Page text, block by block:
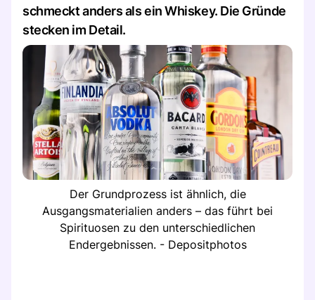
schmeckt anders als ein Whiskey. Die Gründe
stecken im Detail.
Der Grundprozess ist ähnlich, die
Ausgangsmaterialien anders – das führt bei
Spirituosen zu den unterschiedlichen
Endergebnissen. - Depositphotos